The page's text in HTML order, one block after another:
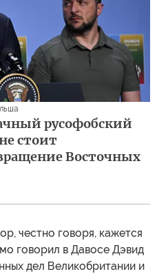
русофобский
стоит
Восточных
честно говоря, кажется
говорил в Давосе Дэвид
дел Великобритании и